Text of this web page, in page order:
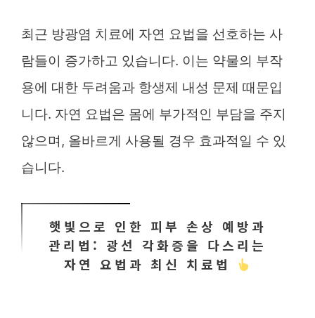
최근 방광염 치료에 자연 요법을 선호하는 사
람들이 증가하고 있습니다. 이는 약물의 부작
용에 대한 두려움과 항생제 내성 문제 때문입
니다. 자연 요법은 몸에 부가적인 부담을 주지
않으며, 올바르게 사용될 경우 효과적일 수 있
습니다.
햇빛으로 인한 피부 손상 예방과
관리법: 광선 각화증을 다스리는
자연 요법과 최신 치료법